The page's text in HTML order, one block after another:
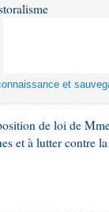
des lois
sociale
et orales
et
de loi de
et à lutter contre